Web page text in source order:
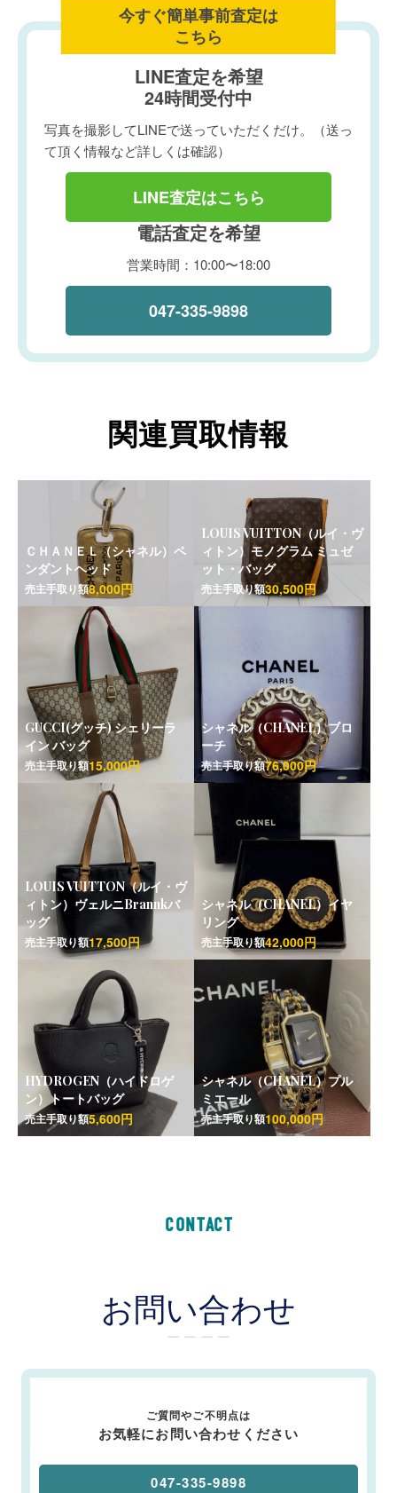
今すぐ簡単事前査定は
こちら
LINE査定を希望
24時間受付中
写真を撮影してLINEで送っていただくだけ。（送っ
て頂く情報など詳しくは確認）
LINE査定はこちら
電話査定を希望
営業時間：10:00〜18:00
047-335-9898
関連買取情報
ＣＨＡＮＥＬ（シャネル）ペ
ンダントヘッド
売主手取り額8,000円
LOUIS VUITTON（ルイ・ヴ
ィトン）モノグラム ミュゼ
ット・バッグ
売主手取り額30,500円
GUCCI(グッチ) シェリーラ
イン バッグ
売主手取り額15,000円
シャネル（CHANEL）ブロ
ーチ
売主手取り額76,000円
LOUIS VUITTON（ルイ・ヴ
ィトン）ヴェルニBrannkバ
ッグ
売主手取り額17,500円
シャネル（CHANEL）イヤ
リング
売主手取り額42,000円
HYDROGEN（ハイドロゲ
ン）トートバッグ
売主手取り額5,600円
シャネル（CHANEL）プル
ミエール
売主手取り額100,000円
CONTACT
お問い合わせ
ー ー ー ー
ご質問やご不明点は
お気軽にお問い合わせください
047-335-9898